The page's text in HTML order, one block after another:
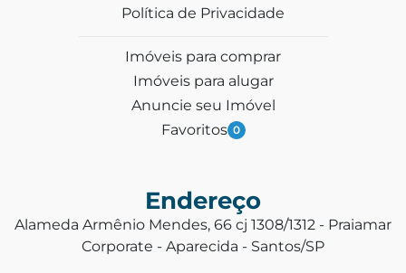
Política de Privacidade
Imóveis para comprar
Imóveis para alugar
Anuncie seu Imóvel
Favoritos 0
Endereço
Alameda Armênio Mendes, 66 cj 1308/1312 - Praiamar
Corporate - Aparecida - Santos/SP